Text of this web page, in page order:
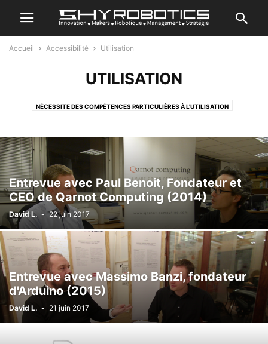
Accueil Accessibilité Utilisation
UTILISATION
NÉCESSITE DES COMPÉTENCES PARTICULIÈRES À L'UTILISATION
SIMPLE D'UTILISATION
Entrevue avec Paul Benoit, Fondateur et
CEO de Qarnot Computing (2014)
David L. - 22 juin 2017
Entrevue avec Massimo Banzi, fondateur
d'Arduino (2015)
David L. - 21 juin 2017